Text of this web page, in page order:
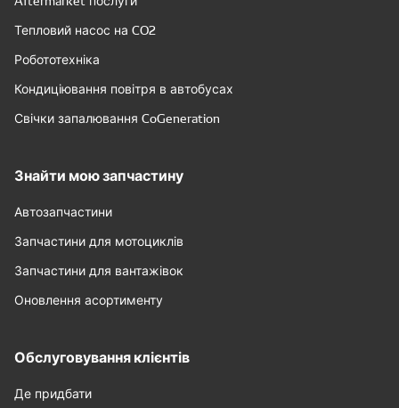
Тепловий насос на CO2
Робототехніка
Кондиціювання повітря в автобусах
Свічки запалювання CoGeneration
Знайти мою запчастину
Автозапчастини
Запчастини для мотоциклів
Запчастини для вантажівок
Оновлення асортименту
Обслуговування клієнтів
Де придбати